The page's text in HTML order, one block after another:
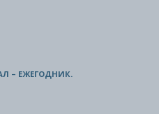
– ЕЖЕГОДНИК.